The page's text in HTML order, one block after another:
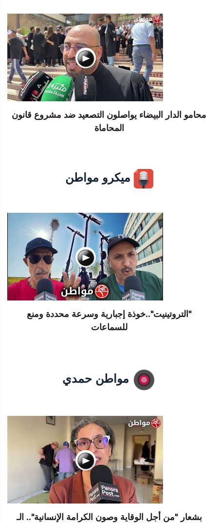
محامو الدار البيضاء يواصلون التصعيد ضد مشروع قانون
المحاماة
ميكرو مواطن
"التروتينيت"..خوذة إجبارية وسرعة محددة ومنع
للسماعات
مواطن حمدي
بشعار "من أجل الوقاية وصون الكرامة الإنسانية".. الـ